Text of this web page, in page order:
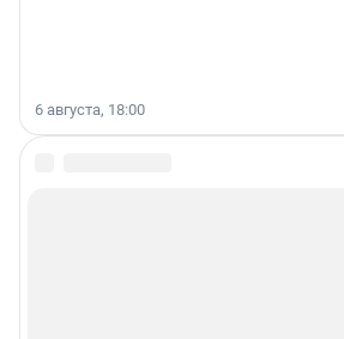
6 августа, 18:00